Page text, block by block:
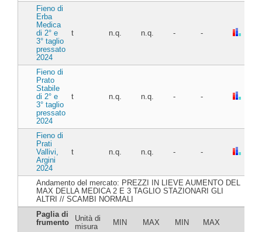
Fieno di
Erba
Medica
di 2° e
3° taglio
pressato
2024
t n.q. n.q. - -
Fieno di
Prato
Stabile
di 2° e
3° taglio
pressato
2024
t n.q. n.q. - -
Fieno di
Prati
Vallivi,
Argini
2024
t n.q. n.q. - -
Andamento del mercato: PREZZI IN LIEVE AUMENTO DEL
MAX DELLA MEDICA 2 E 3 TAGLIO STAZIONARI GLI
ALTRI // SCAMBI NORMALI
Paglia di
frumento
Unità di
misura
MIN MAX MIN MAX